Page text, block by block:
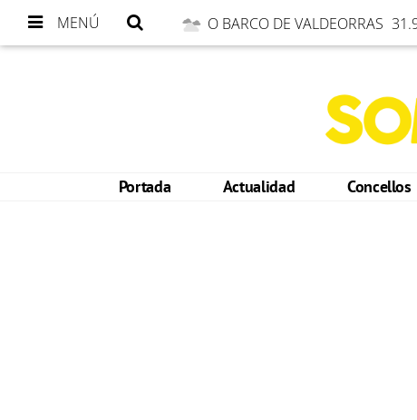
MENÚ O BARCO DE VALDEORRAS
Portada Actualidad Concellos